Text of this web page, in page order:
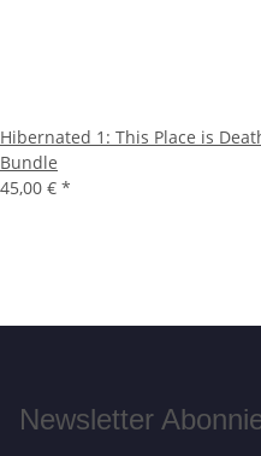
Hibernated 1: This Place is
Bundle
45,00 € *
Newsletter